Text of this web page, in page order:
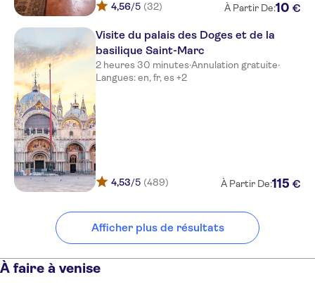
4,56/5 (32) À Partir De:10 €
Visite du palais des Doges et de la
basilique Saint-Marc
2 heures 30 minutes·Annulation gratuite·
Langues: en, fr, es +2
4,53/5 (489) À Partir De:115 €
Afficher plus de résultats
À faire à venise